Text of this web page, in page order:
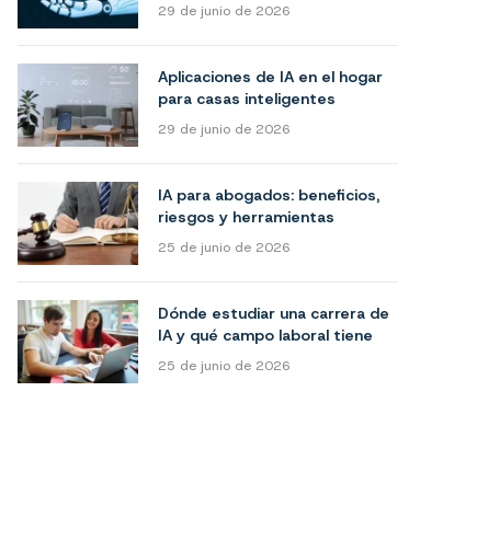
29 de junio de 2026
Aplicaciones de IA en el hogar
para casas inteligentes
29 de junio de 2026
IA para abogados: beneficios,
riesgos y herramientas
25 de junio de 2026
Dónde estudiar una carrera de
IA y qué campo laboral tiene
25 de junio de 2026